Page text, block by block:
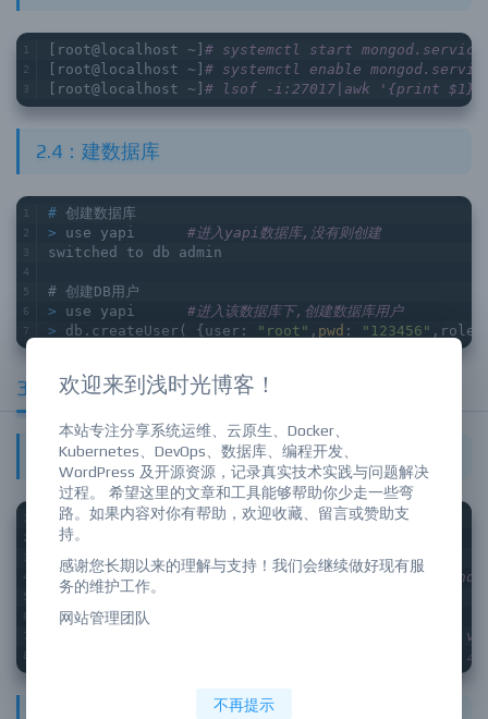
[root@localhost ~] # systemctl start mongod.service
[root@localhost ~] # systemctl enable
[root@localhost ~] # lsof -i:27017|awk '{print
2.4：建数据库
# 创建数据库
>
#进入yapi数据库,没有则创建
switched to db admin
# 创建DB用户
>
#进入该数据库下,创建数据库用户
> db.createUser( {user: "root" , pwd : "123456"
3、YApi手动部署
3.1：克隆仓库
mkdir yapi
cd yapi
//git clone https://github.com/YMFE/yapi.git
#github加速地址
//hub.fastgit.org/YMFE/yapi.git
// ⚠️
欢迎来到浅时光博客！
本站专注分享系统运维、云原生、Docker、
Kubernetes、DevOps、数据库、编程开发、
WordPress 及开源资源，记录真实技术实践与问题解决
过程。 希望这里的文章和工具能够帮助你少走一些弯
路。如果内容对你有帮助，欢迎收藏、留言或赞助支
持。
感谢您长期以来的理解与支持！我们会继续做好现有服
务的维护工作。
网站管理团队
不再提示